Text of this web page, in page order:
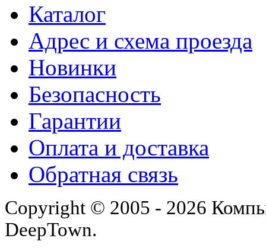
Каталог
Адрес и схема проезда
Новинки
Безопасность
Гарантии
Оплата и доставка
Обратная связь
Copyright © 2005 - 2026
DeepTown.